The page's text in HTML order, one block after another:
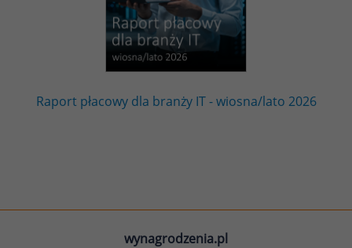
Raport płacowy dla branży IT - wiosna/lato 2026
wynagrodzenia.pl